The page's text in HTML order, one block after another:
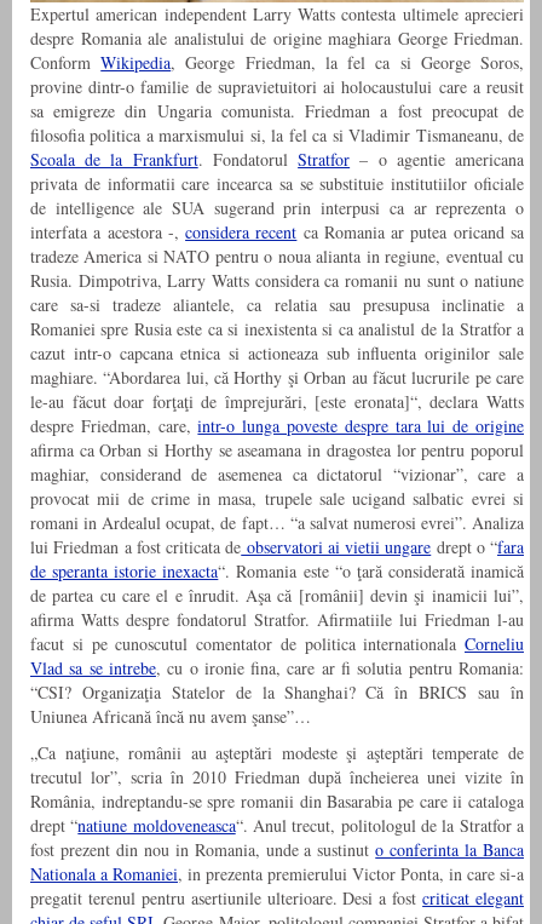
Expertul american independent Larry Watts contesta ultimele aprecieri
despre Romania ale analistului de origine maghiara George Friedman.
ConformWikipedia, George Friedman, la fel ca si George Soros,
provine dintr-o familie de supravietuitori ai holocaustului care a reusit
sa emigreze din Ungaria comunista. Friedman a fost preocupat de
filosofia politica a marxismului si, la fel ca si Vladimir Tismaneanu, de
Scoala de la Frankfurt. FondatorulStratfor – o agentie americana
privata de informatii care incearca sa se substituie institutiilor oficiale
de intelligence ale SUA sugerand prin interpusi ca ar reprezenta o
interfata a acestora -,considera recent ca Romania ar putea oricand sa
tradeze America si NATO pentru o noua alianta in regiune, eventual cu
Rusia. Dimpotriva, Larry Watts considera ca romanii nu sunt o natiune
care sa-si tradeze aliantele, ca relatia sau presupusa inclinatie a
Romaniei spre Rusia este ca si inexistenta si ca analistul de la Stratfor a
cazut intr-o capcana etnica si actioneaza sub influenta originilor sale
maghiare. “Abordarea lui, că Horthy şi Orban au făcut lucrurile pe care
le-au făcut doar forţaţi de împrejurări, [este eronata]“, declara Watts
despre Friedman, care,intr-o lunga poveste despre tara lui de origine
afirma ca Orban si Horthy se aseamana in dragostea lor pentru poporul
maghiar, considerand de asemenea ca dictatorul “vizionar”, care a
provocat mii de crime in masa, trupele sale ucigand salbatic evrei si
romani in Ardealul ocupat, de fapt… “a salvat numerosi evrei”. Analiza
lui Friedman a fost criticata de observatori ai vietii ungare drept o “fara
de speranta istorie inexacta“. Romania este “o ţară considerată inamică
de partea cu care el e înrudit. Aşa că [românii] devin şi inamicii lui”,
afirma Watts despre fondatorul Stratfor. Afirmatiile lui Friedman l-au
facut si pe cunoscutul comentator de politica internationala Corneliu
Vlad sa se intrebe, cu o ironie fina, care ar fi solutia pentru Romania:
“CSI? Organizaţia Statelor de la Shanghai? Că în BRICS sau în
Uniunea Africană încă nu avem şanse”…
„Ca naţiune, românii au aşteptări modeste şi aşteptări temperate de
trecutul lor”, scria în 2010 Friedman după încheierea unei vizite în
România, indreptandu-se spre romanii din Basarabia pe care ii cataloga
drept “natiune moldoveneasca“. Anul trecut, politologul de la Stratfor a
fost prezent din nou in Romania, unde a sustinuto conferinta la Banca
Nationala a Romaniei, in prezenta premierului Victor Ponta, in care si-a
pregatit terenul pentru asertiunile ulterioare. Desi a fostcriticat elegant